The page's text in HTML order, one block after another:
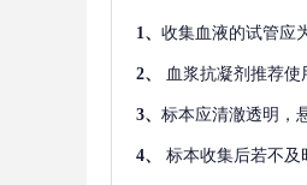
1、 收集血液的试管应
2、 血浆抗凝剂推荐使
3、 标本应清澈透明，
4、 标本收集后若不及